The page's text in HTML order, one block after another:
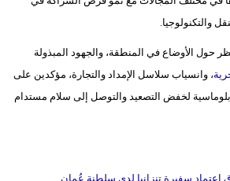
مدوَّنات
أبراج
والتكنولوجيا.
حول الأوضاع في المنطقة، والجهود المبذولة
، وانسياب سلاسل الإمداد والتجارة، مؤكدين على
لخفض التصعيد والتوصل إلى سلام مستدام
اعتماد سفيرة تنزانيا لدى سلطنة عُمان